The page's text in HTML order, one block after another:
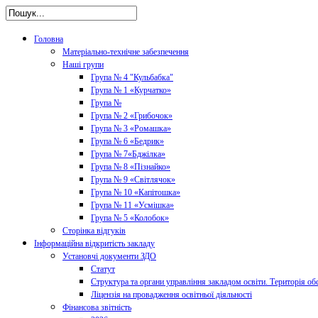
Головна
Матеріально-технічне забезпечення
Наші групи
Група № 4 "Кульбабка"
Група № 1 «Курчатко»
Група №
Група № 2 «Грибочок»
Група № 3 «Ромашка»
Група № 6 «Бедрик»
Група № 7«Бджілка»
Група № 8 «Пізнайко»
Група № 9 «Світлячок»
Група № 10 «Капітошка»
Група № 11 «Усмішка»
Група № 5 «Колобок»
Сторінка відгуків
Інформаційна відкритість закладу
Установчі документи ЗДО
Статут
Структура та органи управління закладом освіти. Територія
Ліцензія на провадження освітньої діяльності
Фінансова звітність